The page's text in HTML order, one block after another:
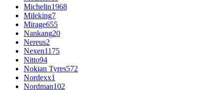
Michelin1968
Mileking7
Mirage655
Nankang20
Nereus2
Nexen1175
Nitto94
Nokian Tyres572
Nordexx1
Nordman102